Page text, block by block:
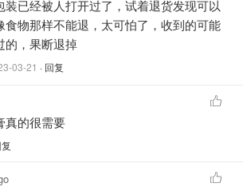
装已经被人打开过了，试着退货发现可以
食物那样不能退，太可怕了，收到的可能
的，果断退掉
03-21 · 回复
真的很需要
复